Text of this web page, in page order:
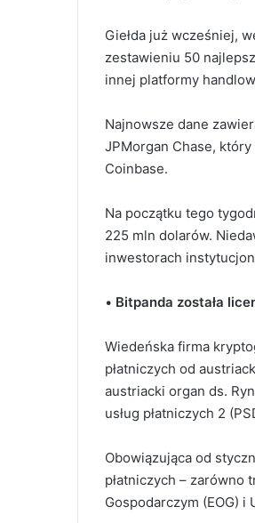
Giełda już wcześniej,
zestawieniu 50
innej platformy
Najnowsze dane
JPMorgan Chase,
Coinbase.
Na początku tego
225 mln dolarów.
inwestorach
• Bitpanda została
Wiedeńska firma
płatniczych od
austriacki organ ds.
usług płatniczych 2
Obowiązująca od
płatniczych – zarówno
Gospodarczym (EOG) i